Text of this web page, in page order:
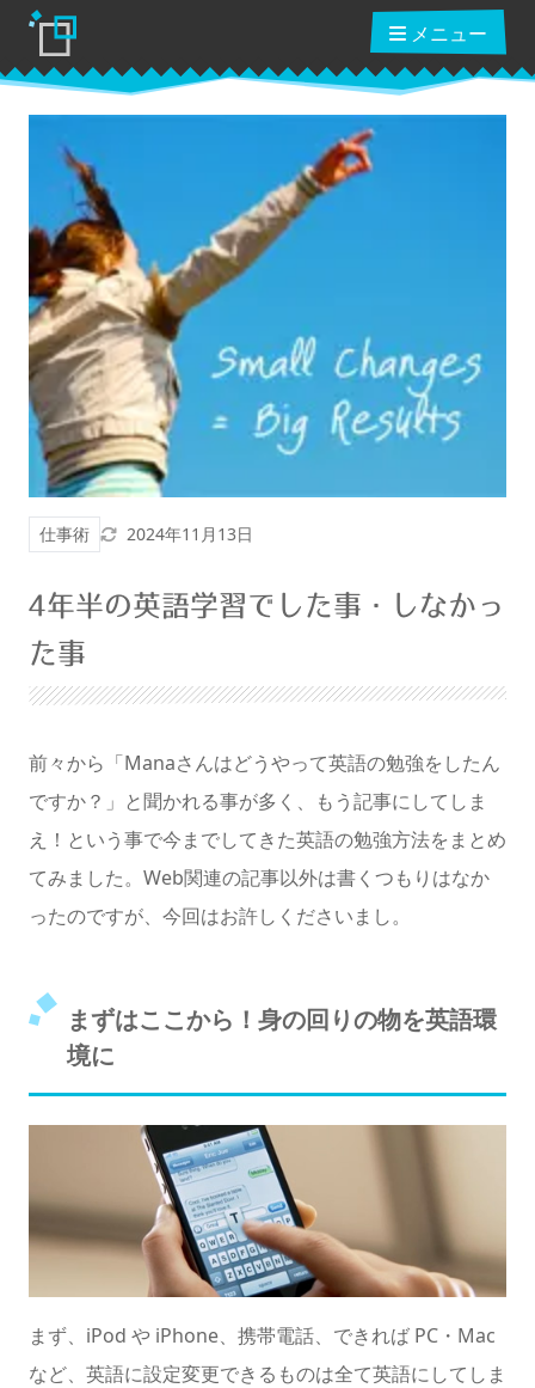
メニュー
ブログ
読んだ本
動画講座
ショップ
暗くする
仕事術 更新日
2024年11月13日
4年半の英語学習でした事・しなかっ
た事
前々から「Manaさんはどうやって英語の勉強をしたん
ですか？」と聞かれる事が多く、もう記事にしてしま
え！という事で今までしてきた英語の勉強方法をまとめ
てみました。Web関連の記事以外は書くつもりはなか
ったのですが、今回はお許しくださいまし。
まずはここから！身の回りの物を英語環
境に
まず、iPod や iPhone、携帯電話、できれば PC・Mac
など、英語に設定変更できるものは全て英語にしてしま